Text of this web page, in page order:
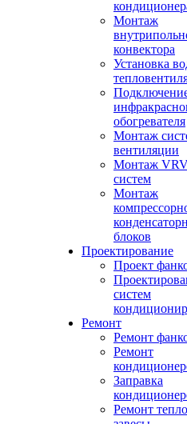
Монтаж
конвектора
Установка
обогревателя
Монтаж
вентиляции
Монтаж
систем
Монтаж
блоков
Проектирование
Проект
систем
Ремонт
Ремонт
Ремонт
Заправка
Ремонт